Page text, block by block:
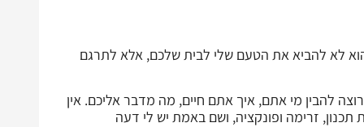
לא להביא את הטעם שלי לבית שלכם, אלא לתרגם
להבין מי אתם, איך אתם חיים, מה מדבר אליכם. אין
תכנון, זרימה ופונקציה, ושם באמת יש לי דעה